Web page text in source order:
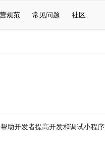
规范 常见问题 社区
助开发者提高开发和调试小程序